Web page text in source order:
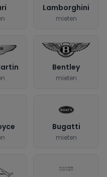
Lamborghini
mieten
Bentley
mieten
Bugatti
mieten